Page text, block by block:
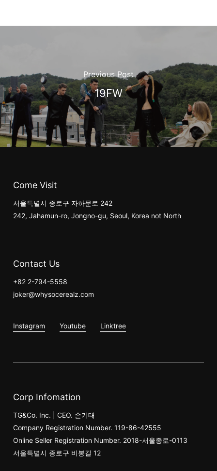
Previous Post
19FW
Come Visit
서울특별시 종로구 자하문로 242
242, Jahamun-ro, Jongno-gu, Seoul, Korea not North
Contact Us
+82 2-794-5558
joker@whysocerealz.com
Instagram Youtube Linktree
Corp Infomation
TG&Co. Inc. | CEO. 손기태
Company Registration Number. 119-86-42555
Online Seller Registration Number. 2018-서울종로-0113
서울특별시 종로구 비봉길 12